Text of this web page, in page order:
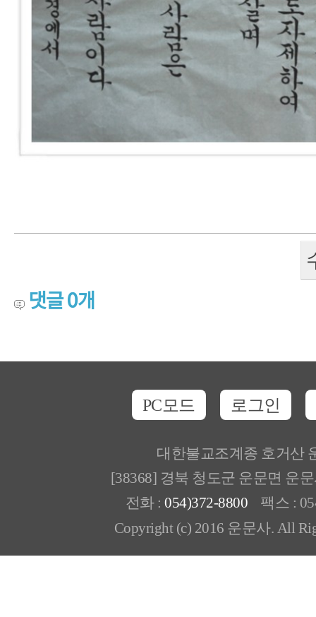
댓글0개
PC모드 로그인
대한불교조계종 호거산
[38368] 경북 청도군 운문면 운
전화 : 054)372-8800 팩스 :
Copyright (c) 2016 운문사. All